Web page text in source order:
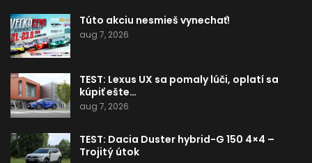
Túto akciu nesmieš vynechať!
aug 7, 2026
TEST: Lexus UX sa pomaly lúči, oplatí sa
kúpiť ešte…
aug 7, 2026
TEST: Dacia Duster hybrid-G 150 4×4 –
Trojitý útok